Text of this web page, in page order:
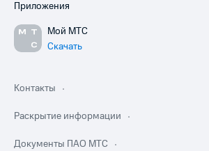
Приложения
Мой МТС
Скачать
Контакты
Раскрытие информации
Документы ПАО МТС